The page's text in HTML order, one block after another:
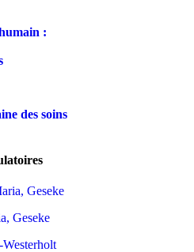
:
des soins
Geseke
Geseke